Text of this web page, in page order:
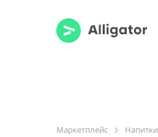
Маркетплейс Напитки